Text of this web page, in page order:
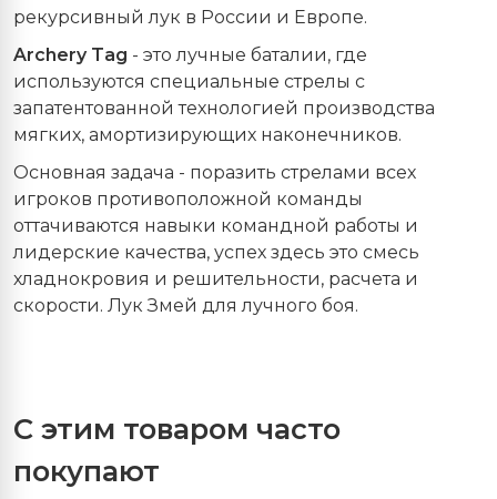
рекурсивный лук в России и Европе.
Archery Tag - это лучные баталии, где
используются специальные стрелы с
запатентованной технологией производства
мягких, амортизирующих наконечников.
Основная задача - поразить стрелами всех
игроков противоположной команды
оттачиваются навыки командной работы и
лидерские качества, успех здесь это смесь
хладнокровия и решительности, расчета и
скорости. Лук Змей для лучного боя.
С этим товаром часто
покупают